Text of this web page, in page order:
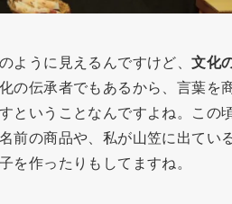
ように見えるんですけど、文化
の伝承者でもあるから、言葉を
ということなんですよね。この
前の商品や、私が山笠に出てい
を作ったりもしてますね。